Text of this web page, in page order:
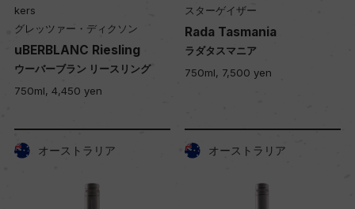
kers
グレッツァー・ディクソン
uBERBLANC Riesling
ウーバーブラン リースリング
750ml, 4,450 yen
スターゲイザー
Rada Tasmania
ラダタスマニア
750ml, 7,500 yen
オーストラリア オーストラリア